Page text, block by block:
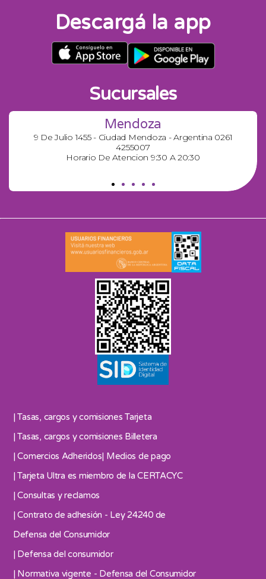
Descargá la app
Sucursales
Mendoza
9 De Julio 1455 - Ciudad Mendoza - Argentina 0261
4255007
Horario De Atencion 9:30 A 20:30
| Tasas, cargos y comisiones Tarjeta
| Tasas, cargos y comisiones Billetera
| Comercios Adheridos| Medios de pago
| Tarjeta Ultra es miembro de la CERTACYC
| Consultas y reclamos
| Contrato de adhesión - Ley 24240 de
Defensa del Consumidor
| Defensa del consumidor
| Normativa vigente - Defensa del Consumidor